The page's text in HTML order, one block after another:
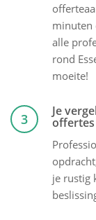
minuten
alle
rond
moeite!
3 Je
offertes
je rustig